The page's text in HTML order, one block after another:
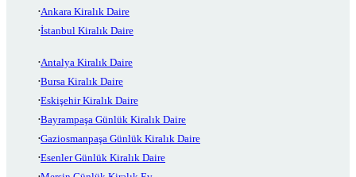
Ankara Kiralık Daire
İstanbul Kiralık Daire
Antalya Kiralık Daire
Bursa Kiralık Daire
Eskişehir Kiralık Daire
Bayrampaşa Günlük Kiralık Daire
Gaziosmanpaşa Günlük Kiralık Daire
Esenler Günlük Kiralık Daire